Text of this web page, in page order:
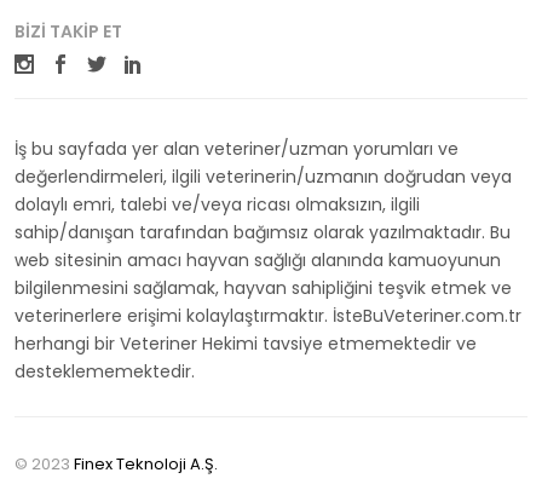
BIZI TAKIP ET
İş bu sayfada yer alan veteriner/uzman yorumları ve
değerlendirmeleri, ilgili veterinerin/uzmanın doğrudan veya
dolaylı emri, talebi ve/veya ricası olmaksızın, ilgili
sahip/danışan tarafından bağımsız olarak yazılmaktadır. Bu
web sitesinin amacı hayvan sağlığı alanında kamuoyunun
bilgilenmesini sağlamak, hayvan sahipliğini teşvik etmek ve
veterinerlere erişimi kolaylaştırmaktır. İsteBuVeteriner.com.tr
herhangi bir Veteriner Hekimi tavsiye etmemektedir ve
desteklememektedir.
© 2023 Finex Teknoloji A.Ş.